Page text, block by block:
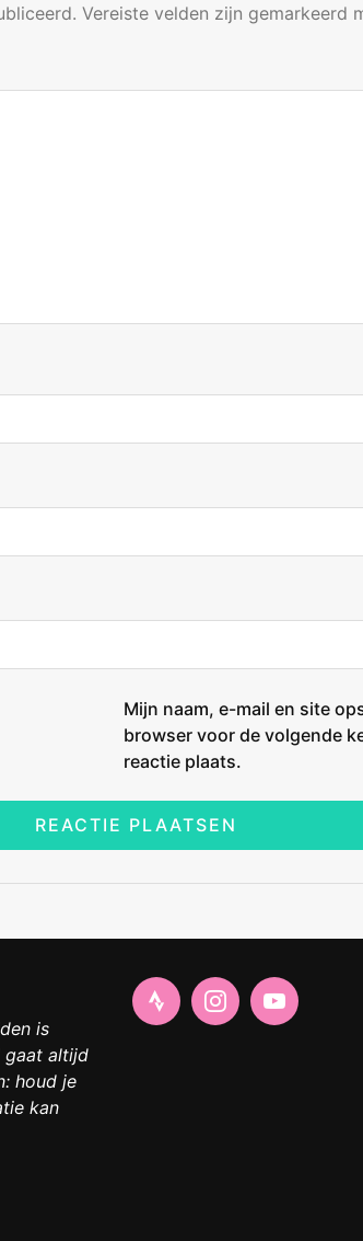
Vereiste velden zijn gemarkeerd
Mijn naam, e-mail en site
browser voor de volgende
reactie plaats.
is
gaat altijd
houd je
kan